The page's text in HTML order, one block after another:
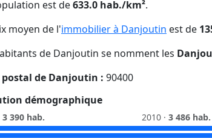
est de633.0 hab./km².
moyen de l'immobilier à Danjoutin est de
de Danjoutin se nomment les
postal de Danjoutin : 90400
démographique
3 390 hab. 2010 · 3 486 hab.